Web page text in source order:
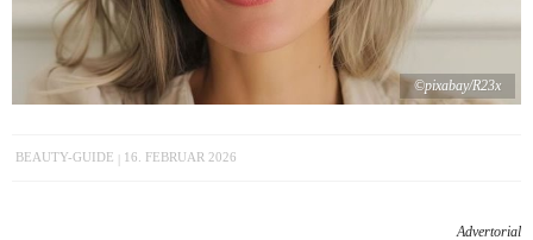
©pixabay/R23x
BEAUTY-GUIDE 16. FEBRUAR 2026
Advertorial